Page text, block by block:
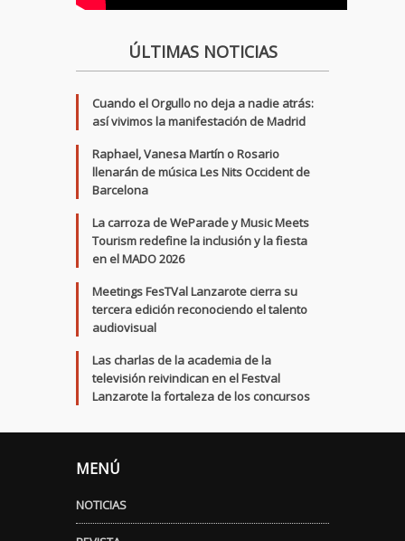
ÚLTIMAS NOTICIAS
Cuando el Orgullo no deja a nadie atrás:
así vivimos la manifestación de Madrid
Raphael, Vanesa Martín o Rosario
llenarán de música Les Nits Occident de
Barcelona
La carroza de WeParade y Music Meets
Tourism redefine la inclusión y la fiesta
en el MADO 2026
Meetings FesTVal Lanzarote cierra su
tercera edición reconociendo el talento
audiovisual
Las charlas de la academia de la
televisión reivindican en el Festval
Lanzarote la fortaleza de los concursos
MENÚ
NOTICIAS